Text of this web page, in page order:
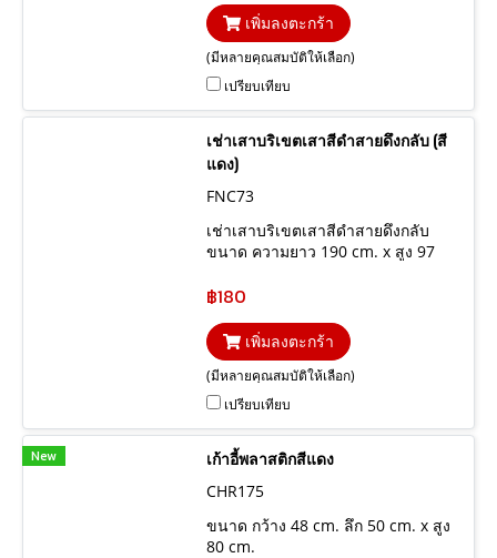
เพิ่มลงตะกร้า
(มีหลายคุณสมบัติให้เลือก)
เปรียบเทียบ
เช่าเสาบริเขตเสาสีดำสายดึงกลับ (สี
แดง)
FNC73
เช่าเสาบริเขตเสาสีดำสายดึงกลับ
ขนาด ความยาว 190 cm. x สูง 97
฿180
เพิ่มลงตะกร้า
(มีหลายคุณสมบัติให้เลือก)
เปรียบเทียบ
New
เก้าอี้พลาสติกสีแดง
CHR175
ขนาด กว้าง 48 cm. ลึก 50 cm. x สูง
80 cm.